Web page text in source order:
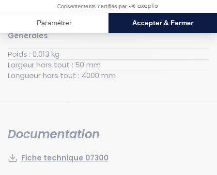
Caractéristiques techniques
Générales
Poids : 0.013 kg
Largeur hors tout : 50 mm
Longueur hors tout : 4000 mm
Documentation
Fiche technique 07300